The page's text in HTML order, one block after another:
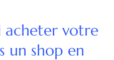
acheter votre
un shop en